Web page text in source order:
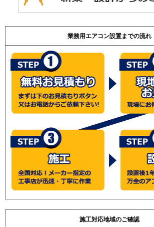
業務用エアコン設置までの流れ
施工対応地域のご確認